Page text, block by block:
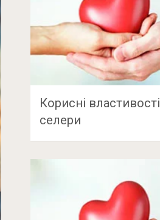
Корисні властивості
селери